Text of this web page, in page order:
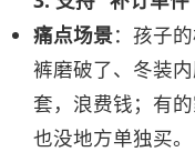
痛点场景：孩子
裤磨破了、冬装
套，浪费钱；有
也没地方单独买。